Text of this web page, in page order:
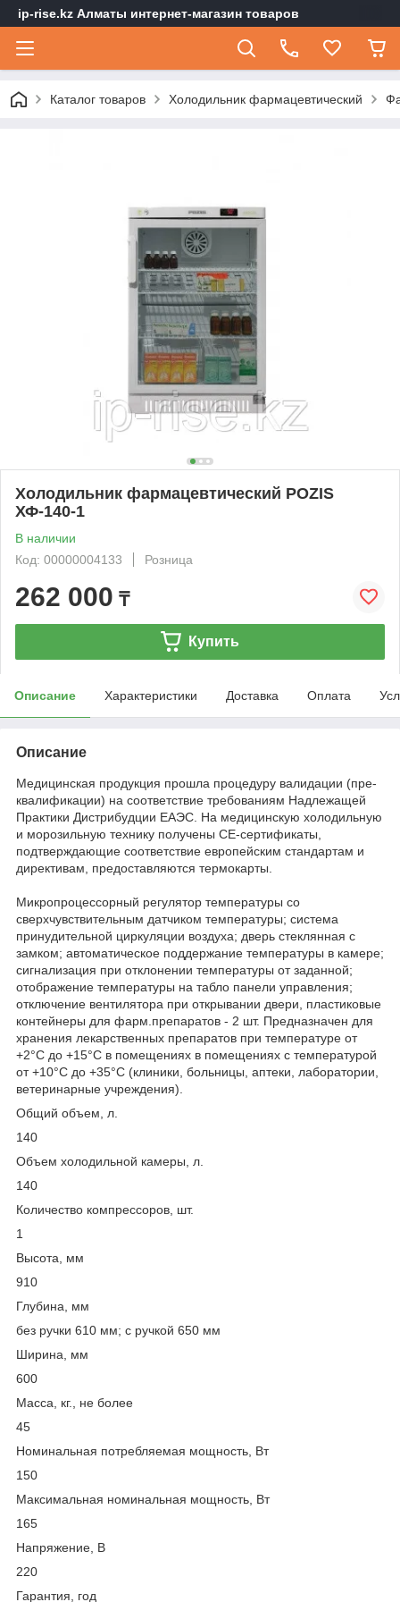
ip-rise.kz Алматы интернет-магазин товаров
Каталог товаров Холодильник фармацевтический
Холодильник фармацевтический POZIS
ХФ-140-1
В наличии
Код: 00000004133
Розница
262 000 ₸
Купить
Описание Характеристики Доставка Оплата
Описание
Медицинская продукция прошла процедуру валидации (пре-
квалификации) на соответствие требованиям Надлежащей
Практики Дистрибудции ЕАЭС. На медицинскую холодильную
и морозильную технику получены СЕ-сертификаты,
подтверждающие соответствие европейским стандартам и
директивам, предоставляются термокарты.
Микропроцессорный регулятор температуры со
сверхчувствительным датчиком температуры; система
принудительной циркуляции воздуха; дверь стеклянная с
замком; автоматическое поддержание температуры в камере;
сигнализация при отклонении температуры от заданной;
отображение температуры на табло панели управления;
отключение вентилятора при открывании двери, пластиковые
контейнеры для фарм.препаратов - 2 шт. Предназначен для
хранения лекарственных препаратов при температуре от
+2°C до +15°C в помещениях в помещениях с температурой
от +10°C до +35°C (клиники, больницы, аптеки, лаборатории,
ветеринарные учреждения).
Общий объем, л.
140
Объем холодильной камеры, л.
140
Количество компрессоров, шт.
1
Высота, мм
910
Глубина, мм
без ручки 610 мм; с ручкой 650 мм
Ширина, мм
600
Масса, кг., не более
45
Номинальная потребляемая мощность, Вт
150
Максимальная номинальная мощность, Вт
165
Напряжение, В
220
Гарантия, год